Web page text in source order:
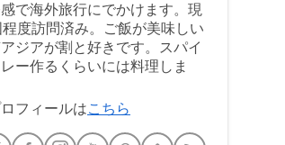
で海外旅行にでかけます。現
度訪問済み。ご飯が美味しい
ジアが割と好きです。スパイ
ー作るくらいには料理しま
フィールはこちら